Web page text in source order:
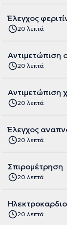
Έλεγχος
20 λεπτά
Αντιμετώπιση
20 λεπτά
Αντιμετώπιση
20 λεπτά
Έλεγχος
20 λεπτά
Σπιρομέτρηση
20 λεπτά
20 λεπτά